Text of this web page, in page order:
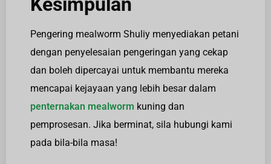
Pengering mealworm Shuliy menyediakan petani
dengan penyelesaian pengeringan yang cekap
dan boleh dipercayai untuk membantu mereka
mencapai kejayaan yang lebih besar dalam
penternakan mealworm kuning dan
pemprosesan. Jika berminat, sila hubungi kami
pada bila-bila masa!